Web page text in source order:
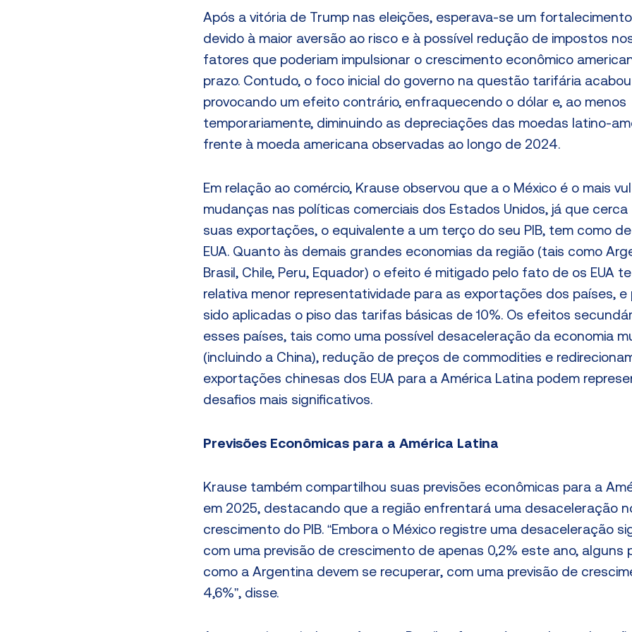
Após a vitória de Trump nas eleições, esperava-se um
devido à maior aversão ao risco e à possível redução de impostos nos
fatores que poderiam impulsionar o crescimento econômico
prazo. Contudo, o foco inicial do governo na questão tarifária acabou
provocando um efeito contrário, enfraquecendo o dólar e, ao menos
temporariamente, diminuindo as depreciações das moedas latino-
frente à moeda americana observadas ao longo de 2024.
Em relação ao comércio, Krause observou que a o México é o mais
mudanças nas políticas comerciais dos Estados Unidos, já que
suas exportações, o equivalente a um terço do seu PIB, tem como
EUA. Quanto às demais grandes economias da região (tais como
Brasil, Chile, Peru, Equador) o efeito é mitigado pelo fato de os EUA
relativa menor representatividade para as exportações dos países, e
sido aplicadas o piso das tarifas básicas de 10%. Os efeitos
esses países, tais como uma possível desaceleração da economia
(incluindo a China), redução de preços de commodities e
exportações chinesas dos EUA para a América Latina podem
desafios mais significativos.
Previsões Econômicas para a América Latina
Krause também compartilhou suas previsões econômicas para a
em 2025, destacando que a região enfrentará uma desaceleração
crescimento do PIB. “Embora o México registre uma desaceleração
com uma previsão de crescimento de apenas 0,2% este ano, alguns
como a Argentina devem se recuperar, com uma previsão de
4,6%”, disse.